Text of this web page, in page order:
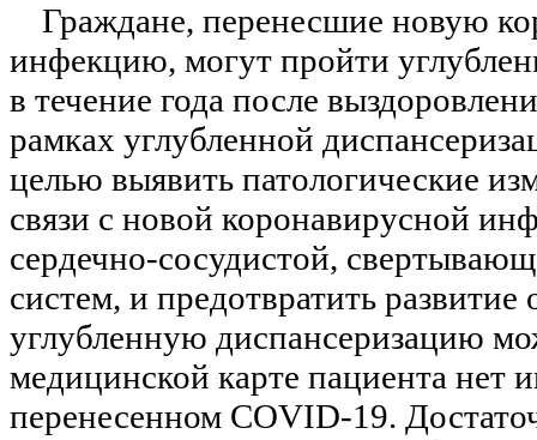
Граждане, перенесшие новую
инфекцию, могут пройти
в течение года после
рамках углубленной
целью выявить патологические
связи с новой коронавирусной
сердечно-сосудистой,
систем, и предотвратить
углубленную диспансеризацию
медицинской карте пациента нет
перенесенном COVID-19.